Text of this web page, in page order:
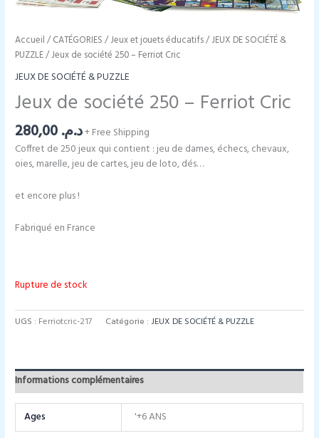
Accueil /CATÉGORIES /Jeux et jouets éducatifs/JEUX DE SOCIÉTÉ &
PUZZLE/ Jeux de société 250 – Ferriot Cric
JEUX DE SOCIÉTÉ & PUZZLE
Jeux de société 250 – Ferriot Cric
د.م.+ Free Shipping
Coffret de 250 jeux qui contient : jeu de dames, échecs, chevaux,
oies, marelle, jeu de cartes, jeu de loto, dés…
et encore plus !
Fabriqué en France
Rupture de stock
UGS : Ferriotcric-217 Catégorie :JEUX DE SOCIÉTÉ & PUZZLE
Informations complémentaires
Ages '+6 ANS